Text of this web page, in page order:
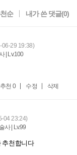
순 내가 쓴 댓글(0)
06-29 19:38)
| Lv.100
추천 0 수정 삭제
04 23:24)
사 | Lv.99
추천합니다